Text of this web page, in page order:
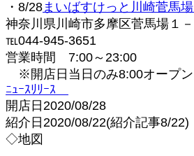
・8/28まいばすけっと川崎菅馬
神奈川県川崎市多摩区菅馬場１
℡044-945-3651
営業時間 7:00～23:00
※開店日当日のみ8:00オープン
ﾆｭｰｽﾘﾘｰｽ
開店日2020/08/28
紹介日2020/08/22(紹介記事8/22)
◇地図